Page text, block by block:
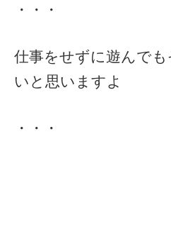
・・・
仕事をせずに遊んで
いと思いますよ
・・・